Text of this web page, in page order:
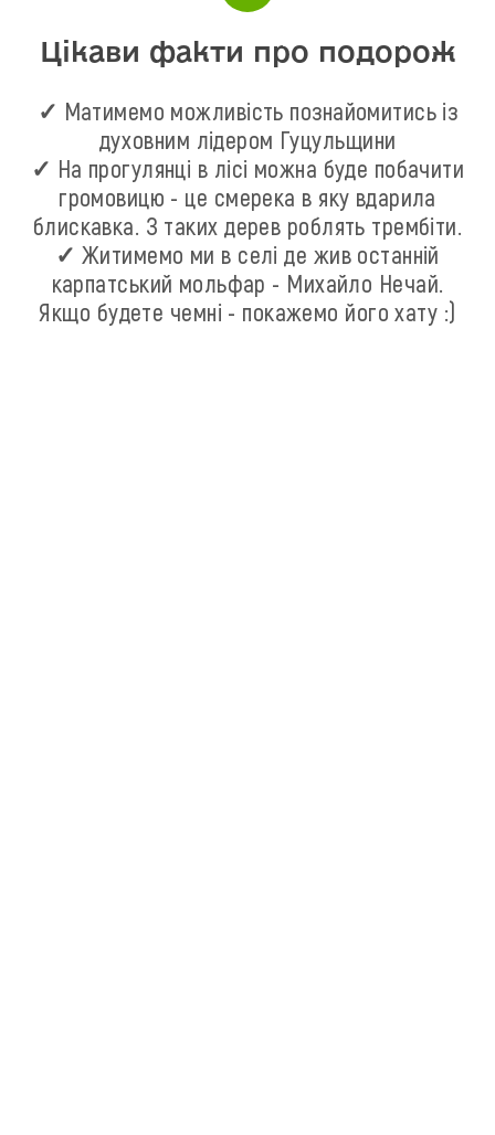
Цікави факти про подорож
✓ Матимемо можливість познайомитись із
духовним лідером Гуцульщини
✓ На прогулянці в лісі можна буде побачити
громовицю - це смерека в яку вдарила
блискавка. З таких дерев роблять трембіти.
✓ Житимемо ми в селі де жив останній
карпатський мольфар - Михайло Нечай.
Якщо будете чемні - покажемо його хату :)